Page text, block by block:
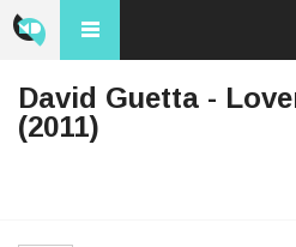
David Guetta -
(2011)